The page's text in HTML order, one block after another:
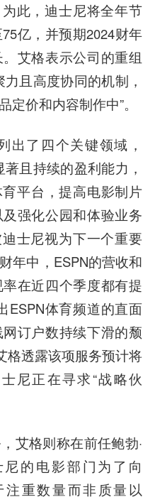
此，迪士尼将全年节
亿，并预期2024财年
艾格表示公司的重组
且高度协同的机制，
价和内容制作中”。
出了四个关键领域，
且持续的盈利能力，
平台，提高电影制片
强化公园和体验业务
士尼视为下一个重要
年中，ESPN的营收和
在近四个季度都有提
ESPN体育频道的直面
订户数持续下滑的颓
格透露该项服务预计将
尼正在寻求“战略伙
艾格则称在前任鲍勃·
的电影部门为了向
注重数量而非质量以